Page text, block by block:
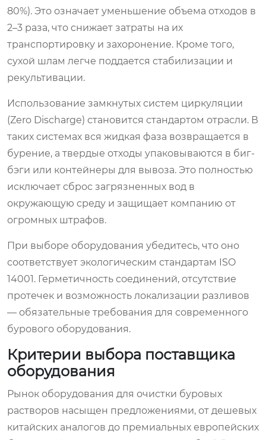
80%). Это означает уменьшение объема отходов в
2–3 раза, что снижает затраты на их
транспортировку и захоронение. Кроме того,
сухой шлам легче поддается стабилизации и
рекультивации.
Использование замкнутых систем циркуляции
(Zero Discharge) становится стандартом отрасли. В
таких системах вся жидкая фаза возвращается в
бурение, а твердые отходы упаковываются в биг-
бэги или контейнеры для вывоза. Это полностью
исключает сброс загрязненных вод в
окружающую среду и защищает компанию от
огромных штрафов.
При выборе оборудования убедитесь, что оно
соответствует экологическим стандартам ISO
14001. Герметичность соединений, отсутствие
протечек и возможность локализации разливов
— обязательные требования для современного
бурового оборудования.
Критерии выбора поставщика
оборудования
Рынок оборудования для очистки буровых
растворов насыщен предложениями, от дешевых
китайских аналогов до премиальных европейских